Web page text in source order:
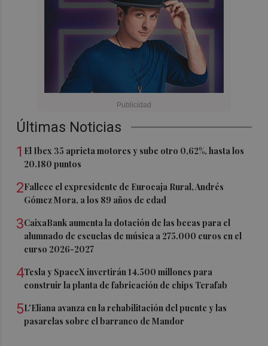
Últimas Noticias
1 El Ibex 35 aprieta motores y sube otro 0,62%, hasta los
20.180 puntos
2Fallece el expresidente de Eurocaja Rural, Andrés
Gómez Mora, a los 89 años de edad
3CaixaBank aumenta la dotación de las becas para el
alumnado de escuelas de música a 275.000 euros en el
curso 2026-2027
4Tesla y SpaceX invertirán 14.500 millones para
construir la planta de fabricación de chips Terafab
5L'Eliana avanza en la rehabilitación del puente y las
pasarelas sobre el barranco de Mandor